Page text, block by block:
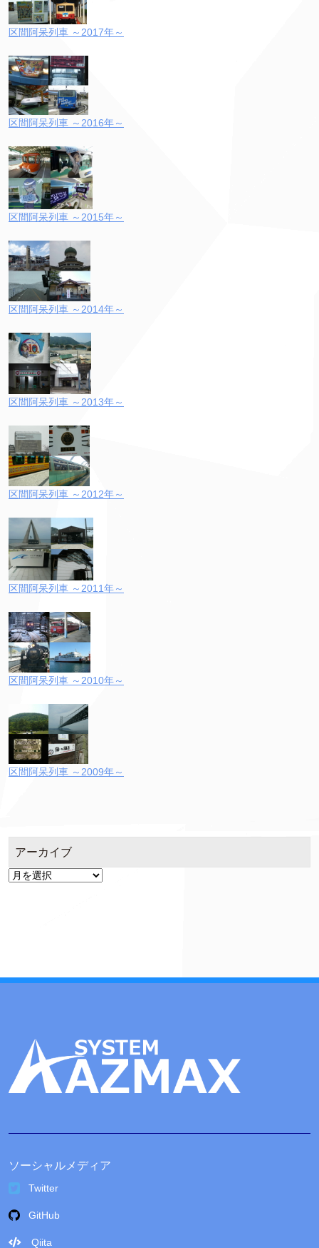
区間阿呆列車 ～2017年～
区間阿呆列車 ～2016年～
区間阿呆列車 ～2015年～
区間阿呆列車 ～2014年～
区間阿呆列車 ～2013年～
区間阿呆列車 ～2012年～
区間阿呆列車 ～2011年～
区間阿呆列車 ～2010年～
区間阿呆列車 ～2009年～
アーカイブ
ア
ソーシャルメディア
Twitter
GitHub
Qiita